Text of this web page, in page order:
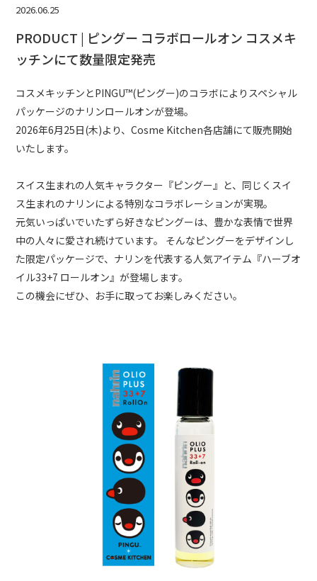
2026.06.25
PRODUCT | ピングー コラボロールオン コスメキ
ッチンにて数量限定発売
コスメキッチンとPINGU™(ピングー)のコラボによりスペシャル
パッケージのナリンロールオンが登場。
2026年6月25日(木)より、Cosme Kitchen各店舗にて販売開始
いたします。
スイス生まれの人気キャラクター『ピングー』と、同じくスイ
ス生まれのナリンによる特別なコラボレーションが実現。
元気いっぱいでいたずら好きなピングーは、豊かな表情で世界
中の人々に愛され続けています。 そんなピングーをデザインし
た限定パッケージで、ナリンを代表する人気アイテム『ハーブオ
イル33+7 ロールオン』が登場します。
この機会にぜひ、お手に取ってお楽しみください。